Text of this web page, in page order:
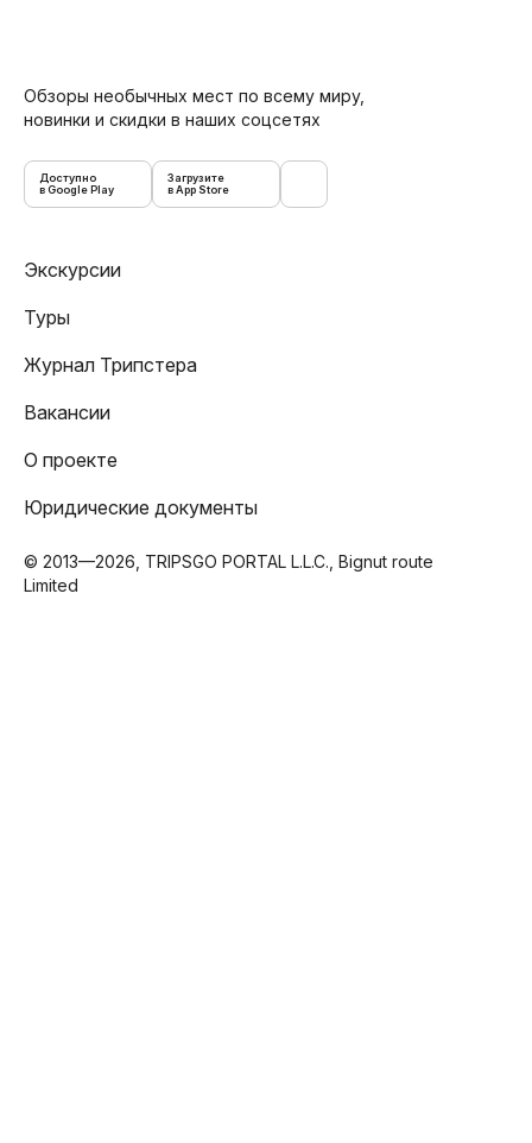
Обзоры необычных мест по всему миру,
новинки и скидки в наших соцсетях
Доступно
в Google Play
Загрузите
в App Store
Экскурсии
Туры
Журнал Трипстера
Вакансии
О проекте
Юридические документы
© 2013—2026, TRIPSGO PORTAL L.L.C., Bignut route
Limited